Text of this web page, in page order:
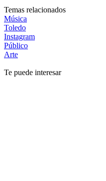
Temas relacionados
Música
Toledo
Instagram
Público
Arte
Te puede interesar